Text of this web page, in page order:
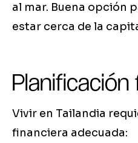
al mar. Buena opción
estar cerca de la
Planificación
Vivir en Tailandia
financiera adecuada: